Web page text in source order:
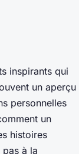
inspirants qui
un aperçu
personnelles
un
histoires
à la